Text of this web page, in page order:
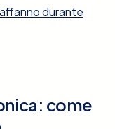
affanno durante
come